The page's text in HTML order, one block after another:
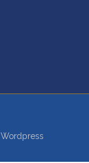
Wordpress